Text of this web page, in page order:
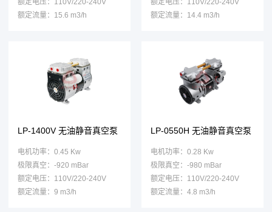
额定流量：15.6 m3/h
额定流量：14.4 m3/h
LP-1400V 无油静音真空泵
电机功率：0.45 Kw
极限真空：-920 mBar
额定电压：110V/220-240V
额定流量：9 m3/h
LP-0550H 无油静音真空泵
电机功率：0.28 Kw
极限真空：-980 mBar
额定电压：110V/220-240V
额定流量：4.8 m3/h